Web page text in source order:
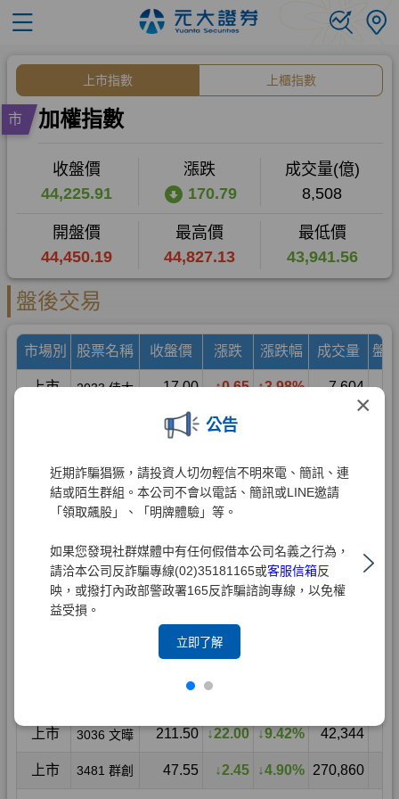
×
公告
近期詐騙猖獗，請投資人切勿輕信不明來電、簡訊、連
結或陌生群組。本公司不會以電話、簡訊或LINE邀請
「領取飆股」、「明牌體驗」等。
如果您發現社群媒體中有任何假借本公司名義之行為，
請洽本公司反詐騙專線(02)35181165或客服信箱反
映，或撥打內政部警政署165反詐騙諮詢專線，以免權
益受損。
立即了解